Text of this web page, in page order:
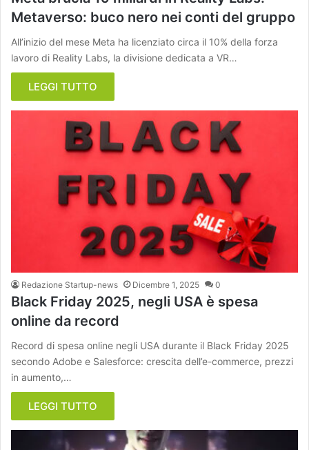
Metaverso: buco nero nei conti del gruppo
All’inizio del mese Meta ha licenziato circa il 10% della forza
lavoro di Reality Labs, la divisione dedicata a VR…
LEGGI TUTTO
Redazione Startup-news Dicembre 1, 2025 0
Black Friday 2025, negli USA è spesa
online da record
Record di spesa online negli USA durante il Black Friday 2025
secondo Adobe e Salesforce: crescita dell’e-commerce, prezzi
in aumento,…
LEGGI TUTTO